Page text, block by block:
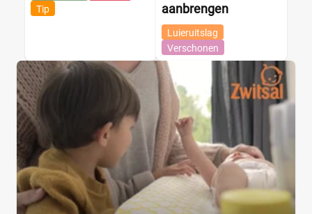
Tip
aanbrengen
Luieruitslag
Verschonen